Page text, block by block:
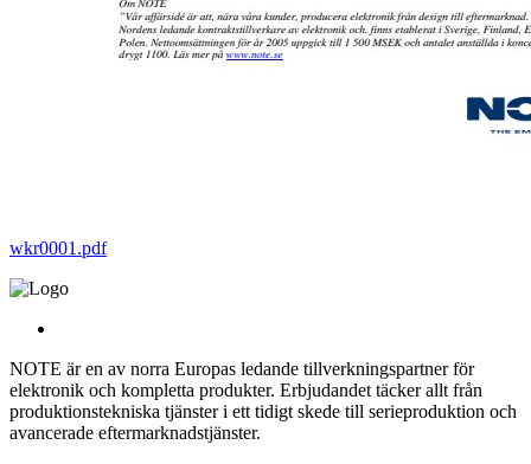
wkr0001.pdf
NOTE är en av norra Europas ledande tillverkningspartner för
elektronik och kompletta produkter. Erbjudandet täcker allt från
produktionstekniska tjänster i ett tidigt skede till serieproduktion och
avancerade eftermarknadstjänster.